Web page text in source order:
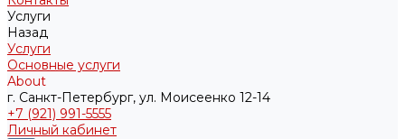
Услуги
Назад
Услуги
Основные услуги
About
г. Санкт-Петербург, ул. Моисеенко 12-14
+7 (921) 991-5555
Личный кабинет